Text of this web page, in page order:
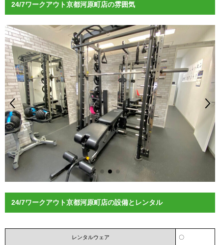
24/7ワークアウト京都河原町店の雰囲気
24/7ワークアウト京都河原町店の設備とレンタル
レンタルウェア 〇